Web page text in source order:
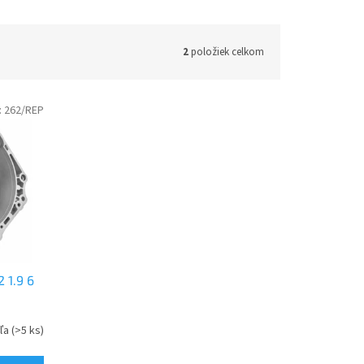
2položiek celkom
1.9 6
(>5 ks)
262/REP